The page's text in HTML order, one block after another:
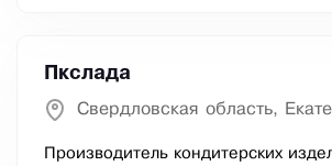
Пкслада
Свердловская область,
Производитель кондитерских